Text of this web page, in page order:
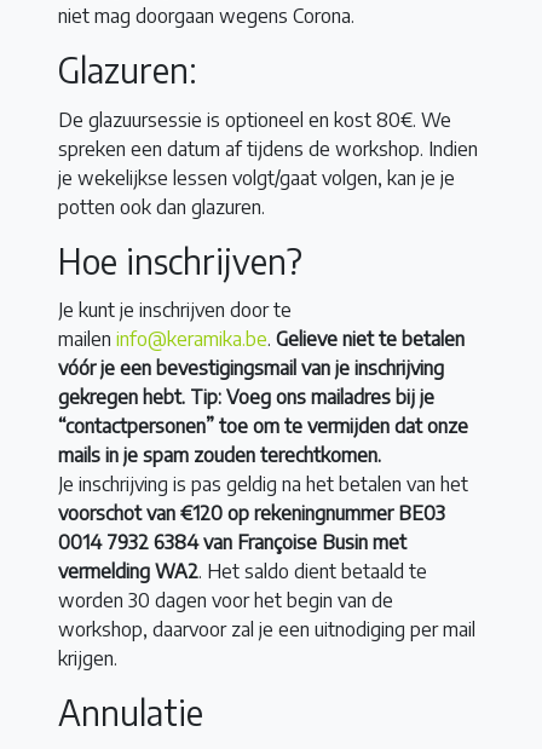
niet mag doorgaan wegens Corona.
Glazuren:
De glazuursessie is optioneel en kost 80€. We
spreken een datum af tijdens de workshop. Indien
je wekelijkse lessen volgt/gaat volgen, kan je je
potten ook dan glazuren.
Hoe inschrijven?
Je kunt je inschrijven door te
mailen info@keramika.be. Gelieve niet te betalen
vóór je een bevestigingsmail van je inschrijving
gekregen hebt. Tip: Voeg ons mailadres bij je
“contactpersonen” toe om te vermijden dat onze
mails in je spam zouden terechtkomen.
Je inschrijving is pas geldig na het betalen van het
voorschot van €120 op rekeningnummer BE03
0014 7932 6384 van Françoise Busin met
vermelding WA2. Het saldo dient betaald te
worden 30 dagen voor het begin van de
workshop, daarvoor zal je een uitnodiging per mail
krijgen.
Annulatie